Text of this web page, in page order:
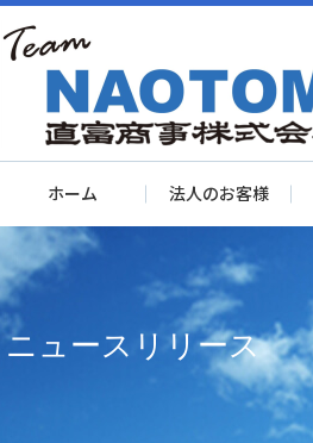
ホーム 法人のお客様
ニュースリリース